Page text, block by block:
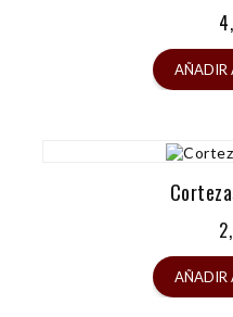
AÑADIR
AÑADIR